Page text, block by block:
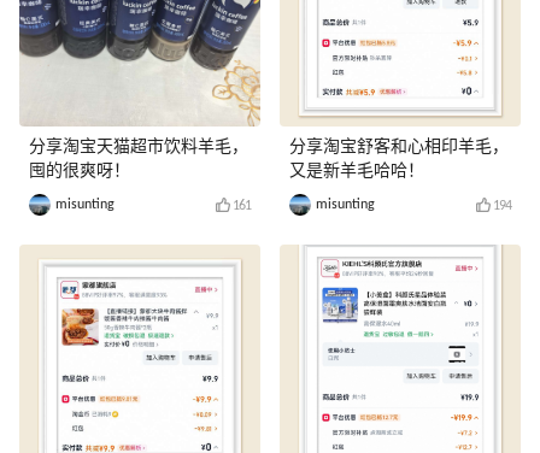
分享淘宝天猫超市饮料羊毛，
囤的很爽呀！
misunting 161
分享淘宝舒客和心相印羊毛，
又是新羊毛哈哈！
misunting 194